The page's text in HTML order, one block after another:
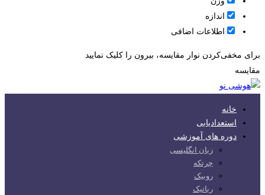
اندازه
اطلاعات اضافی
برای مخفی‌کردن نوار مقایسه، بیرون را کلیک نمایید
مقایسه
خانه
استعدادیابی
دوره های آموزشی
زبان انگلیسی
چرتکه
روبیک
رباتیک